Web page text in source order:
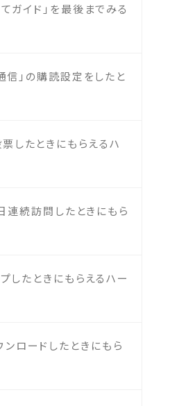
イド」を最後までみる
」の購読設定をしたと
したときにもらえるハ
続訪問したときにもら
したときにもらえるハー
ロードしたときにもら